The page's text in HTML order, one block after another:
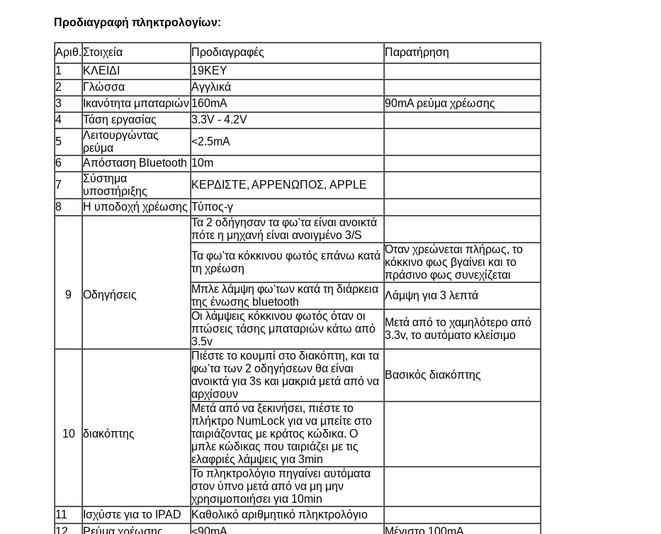
Προδιαγραφή πληκτρολογίων:
Αριθ. Στοιχεία Προδιαγραφές
Παρατήρηση
1
ΚΛΕΙΔΙ
19KEY
2
Γλώσσα
Αγγλικά
3
Ικανότητα μπαταριών 160mA
90mA ρεύμα χρέωσης
4
Τάση εργασίας
3.3V - 4.2V
5
Λειτουργώντας
ρεύμα
<2.5mA
6
Απόσταση Bluetooth 10m
7
Σύστημα
υποστήριξης
ΚΕΡΔΙΣΤΕ, ΑΡΡΕΝΩΠΟΣ, APPLE
8
Η υποδοχή χρέωσης Τύπος-γ
9 Οδηγήσεις
Τα 2 οδήγησαν τα φω'τα είναι ανοικτά
πότε η μηχανή είναι ανοιγμένο 3/S
Τα φω'τα κόκκινου φωτός επάνω κατά
τη χρέωση
Όταν χρεώνεται πλήρως, το
κόκκινο φως βγαίνει και το
πράσινο φως συνεχίζεται
Μπλε λάμψη φω'των κατά τη διάρκεια
της ένωσης bluetooth
Λάμψη για 3 λεπτά
Οι λάμψεις κόκκινου φωτός όταν οι
πτώσεις τάσης μπαταριών κάτω από
3.5v
Μετά από το χαμηλότερο από
3.3v, το αυτόματο κλείσιμο
10 διακόπτης
Πιέστε το κουμπί στο διακόπτη, και τα
φω'τα των 2 οδηγήσεων θα είναι
ανοικτά για 3s και μακριά μετά από να
αρχίσουν
Βασικός διακόπτης
Μετά από να ξεκινήσει, πιέστε το
πλήκτρο NumLock για να μπείτε στο
ταιριάζοντας με κράτος κώδικα. Ο
μπλε κώδικας που ταιριάζει με τις
ελαφριές λάμψεις για 3min
Το πληκτρολόγιο πηγαίνει αυτόματα
στον ύπνο μετά από να μη μην
χρησιμοποιήσει για 10min
11
Ισχύστε για το IPAD
Καθολικό αριθμητικό πληκτρολόγιο
12
Ρεύμα χρέωσης ≤90mA
Μέγιστο 100mA